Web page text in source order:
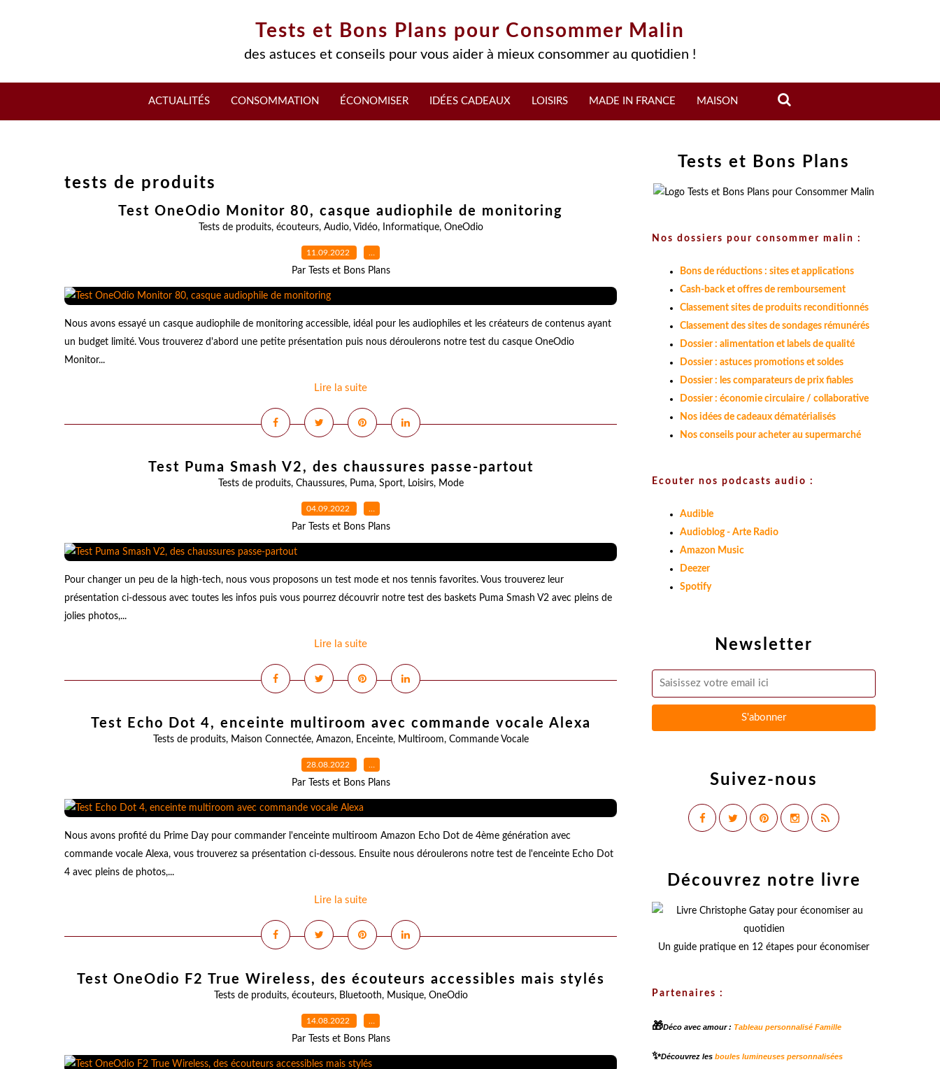
Tests et Bons Plans pour Consommer Malin
des astuces et conseils pour vous aider à mieux consommer au quotidien !
ACTUALITÉS CONSOMMATION ÉCONOMISER IDÉES CADEAUX LOISIRS MADE IN FRANCE MAISON
tests de produits
Test OneOdio Monitor 80, casque audiophile de monitoring
Tests de produits, écouteurs, Audio, Vidéo, Informatique, OneOdio
11.09.2022 …
Par Tests et Bons Plans
Nous avons essayé un casque audiophile de monitoring accessible, idéal pour les audiophiles et les créateurs de contenus ayant
un budget limité. Vous trouverez d'abord une petite présentation puis nous déroulerons notre test du casque OneOdio
Monitor...
Lire la suite
Test Puma Smash V2, des chaussures passe-partout
Tests de produits, Chaussures, Puma, Sport, Loisirs, Mode
04.09.2022 …
Par Tests et Bons Plans
Pour changer un peu de la high-tech, nous vous proposons un test mode et nos tennis favorites. Vous trouverez leur
présentation ci-dessous avec toutes les infos puis vous pourrez découvrir notre test des baskets Puma Smash V2 avec pleins de
jolies photos,...
Lire la suite
Test Echo Dot 4, enceinte multiroom avec commande vocale Alexa
Tests de produits, Maison Connectée, Amazon, Enceinte, Multiroom, Commande Vocale
28.08.2022 …
Par Tests et Bons Plans
Nous avons profité du Prime Day pour commander l'enceinte multiroom Amazon Echo Dot de 4ème génération avec
commande vocale Alexa, vous trouverez sa présentation ci-dessous. Ensuite nous déroulerons notre test de l'enceinte Echo Dot
4 avec pleins de photos,...
Lire la suite
Test OneOdio F2 True Wireless, des écouteurs accessibles mais stylés
Tests de produits, écouteurs, Bluetooth, Musique, OneOdio
14.08.2022 …
Par Tests et Bons Plans
Newsletter
Suivez-nous
Tests et Bons Plans
Nos dossiers pour consommer malin :
Bons de réductions : sites et applications
Cash-back et offres de remboursement
Classement sites de produits reconditionnés
Classement des sites de sondages rémunérés
Dossier : alimentation et labels de qualité
Dossier : astuces promotions et soldes
Dossier : les comparateurs de prix fiables
Dossier : économie circulaire / collaborative
Nos idées de cadeaux dématérialisés
Nos conseils pour acheter au supermarché
Ecouter nos podcasts audio :
Audible
Audioblog - Arte Radio
Amazon Music
Deezer
Spotify
Découvrez notre livre
Un guide pratique en 12 étapes pour économiser
Partenaires :
🎁Déco avec amour : Tableau personnalisé Famille
✨Découvrez les boules lumineuses personnalisées